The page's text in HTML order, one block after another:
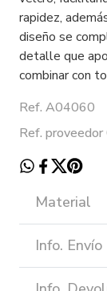
rapidez,
diseño se
detalle que
combinar con
Ref. A04060
Ref.
Material
Info. Envío